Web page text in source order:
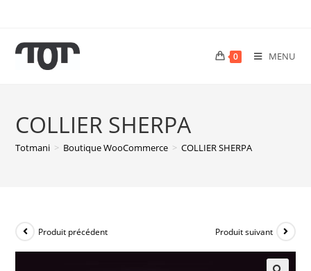
0 MENU
COLLIER SHERPA
Totmani > Boutique WooCommerce > COLLIER SHERPA
Produit précédent Produit suivant